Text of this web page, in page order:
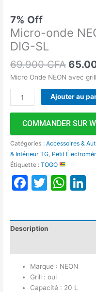
7% Off
Micro-onde
DIG-SL
69.900CFA
Micro Onde NEON avec
Ajouter au
COMMANDER SUR
Catégories :Accessoires &
& Intérieur TG, Petit
Étiquette :TOGO
Facebook
Twitter
Description
Marque : NEON
Grill : oui
Capacité : 20 L